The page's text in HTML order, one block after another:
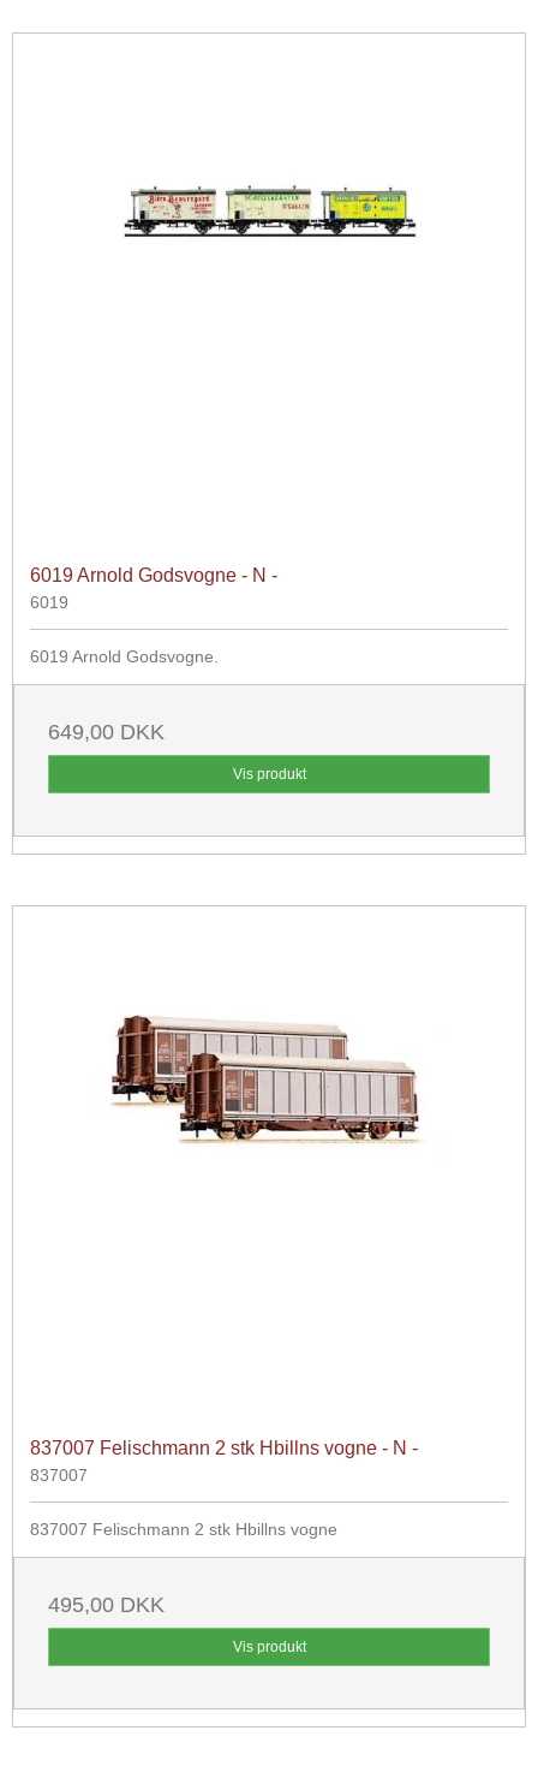
6019 Arnold Godsvogne - N -
6019
6019 Arnold Godsvogne.
649,00 DKK
Vis produkt
837007 Felischmann 2 stk Hbillns vogne - N -
837007
837007 Felischmann 2 stk Hbillns vogne
495,00 DKK
Vis produkt